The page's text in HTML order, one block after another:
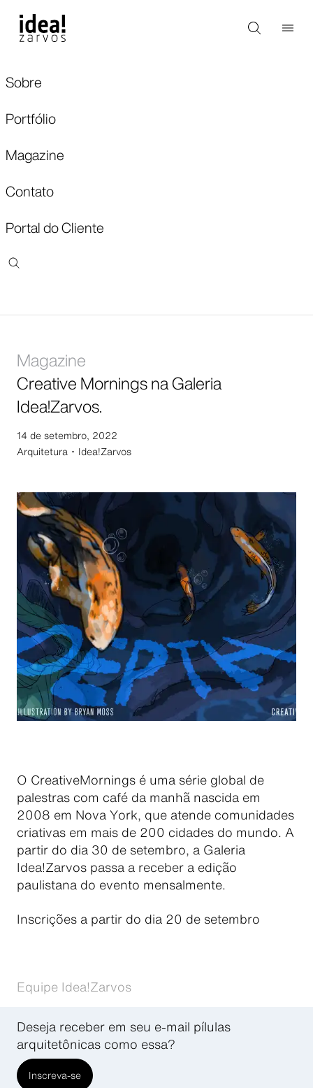
Sobre
Portfólio
Magazine
Contato
Portal do Cliente
Magazine
Creative Mornings na Galeria
Idea!Zarvos.
14 de setembro, 2022
Arquitetura ･
Idea!Zarvos
O CreativeMornings é uma série global de
palestras com café da manhã nascida em
2008 em Nova York, que atende comunidades
criativas em mais de 200 cidades do mundo. A
partir do dia 30 de setembro, a Galeria
Idea!Zarvos passa a receber a edição
paulistana do evento mensalmente.
Inscrições a partir do dia 20 de setembro
Equipe Idea!Zarvos
Deseja receber em seu e-mail pílulas
arquitetônicas como essa?
Inscreva-se